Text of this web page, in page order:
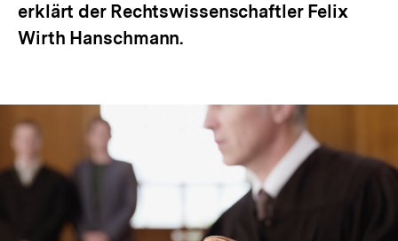
erklärt der Rechtswissenschaftler Felix
Wirth Hanschmann.